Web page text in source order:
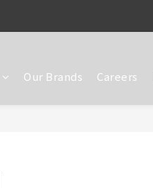
Our Brands Careers